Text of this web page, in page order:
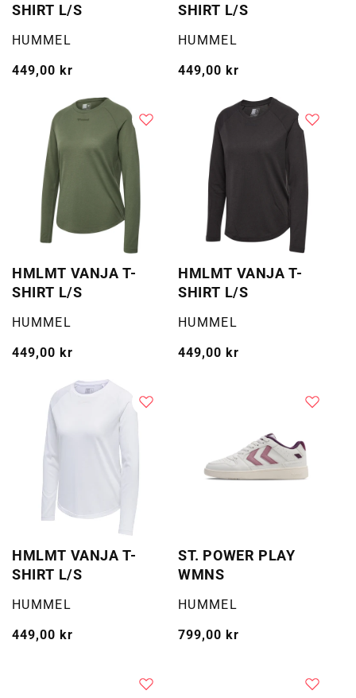
SHIRT L/S
Selger:
HUMMEL
Vanlig
449,00 kr
SHIRT L/S
Selger:
HUMMEL
Vanlig
449,00 kr
HMLMT VANJA T-
SHIRT L/S
Selger:
HUMMEL
Vanlig
449,00 kr
HMLMT VANJA T-
SHIRT L/S
Selger:
HUMMEL
Vanlig
449,00 kr
HMLMT VANJA T-
SHIRT L/S
Selger:
HUMMEL
Vanlig
449,00 kr
ST. POWER PLAY
WMNS
Selger:
HUMMEL
Vanlig
799,00 kr